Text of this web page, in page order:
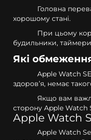
Головна
хорошому стані.
При цьому
будильники,
Які
Apple Watch
здоров’я, немає
Якщо вам
сторону Apple Watch
Apple Watch
Apple Watch